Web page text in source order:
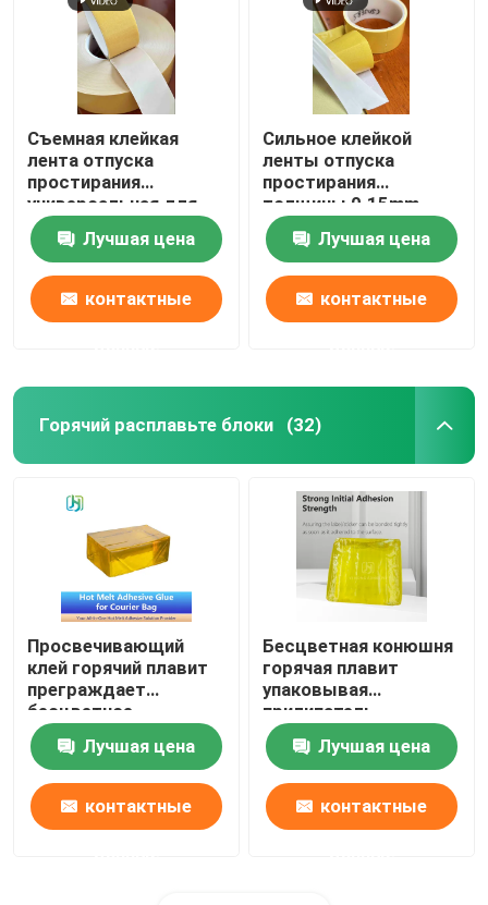
Съемная клейкая
лента отпуска
простирания
универсальная для
дома
Лучшая цена
контактные
Сильное клейкой
ленты отпуска
простирания
толщины 0.15mm
непахучее супер
Лучшая цена
контактные
Горячий расплавьте блоки (32)
Просвечивающий
клей горячий плавит
преграждает
бесцветное
универсальное
прочноеЛучшая цена
контактные
Бесцветная конюшня
горячая плавит
упаковывая
прилипатель,
просвечивающий
клей HMPSAЛучшая цена
контактные